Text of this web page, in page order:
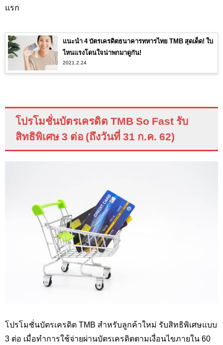
แรก
แนะนำ 4 บัตรเครดิตธนาคารทหารไทย TMB สุดเด็ด! ใบ
ไหนแรงโดนใจน่าพกมาดูกัน!
2021.2.24
โปรโมชั่นบัตรเครดิต TMB So Fast รับ
สิทธิพิเศษ 3 ต่อ (ถึงวันที่ 31 ก.ค. 62)
โปรโมชั่นบัตรเครดิต TMB สำหรับลูกค้าใหม่ รับสิทธิพิเศษแบบ
3 ต่อ เมื่อทำการใช้จ่ายผ่านบัตรเครดิตตามเงื่อนไขภายใน 60